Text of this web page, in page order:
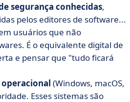
segurança conhecidas,
pelos editores de software...
usuários que não
É o equivalente digital de
e pensar que "tudo ficará
(Windows, macOS,
Esses sistemas são